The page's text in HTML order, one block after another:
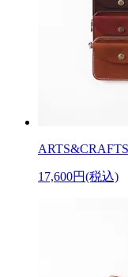
17,600円(税込)